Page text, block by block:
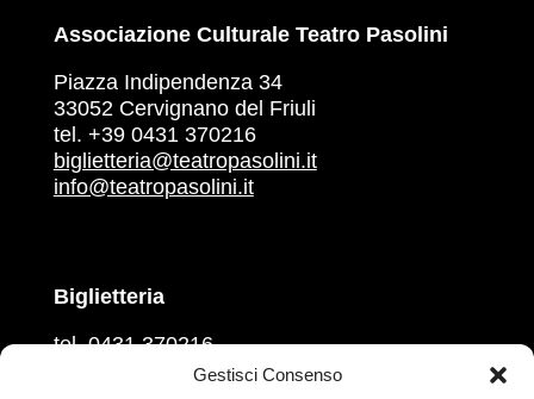
Gestisci Consenso
Associazione Culturale Teatro Pasolini
Piazza Indipendenza 34
33052 Cervignano del Friuli
tel. +39 0431 370216
biglietteria@teatropasolini.it
info@teatropasolini.it
Biglietteria
tel. 0431 370216
martedì, mercoledì, venerdì